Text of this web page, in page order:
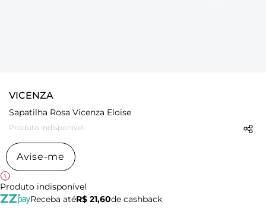
VICENZA
Sapatilha Rosa Vicenza Eloise
Produto indisponível
Avise-me
Produto indisponível
Receba atéR$ 21,60de cashback